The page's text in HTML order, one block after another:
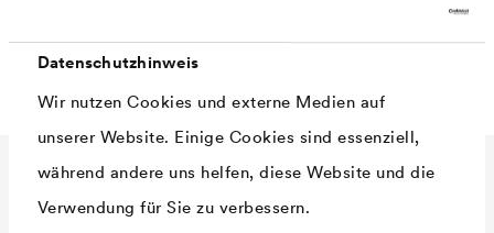
Datenschutzhinweis
Wir nutzen Cookies und externe Medien auf
unserer Website. Einige Cookies sind essenziell,
während andere uns helfen, diese Website und die
Verwendung für Sie zu verbessern.
Schutzfunktion der Firstrolle